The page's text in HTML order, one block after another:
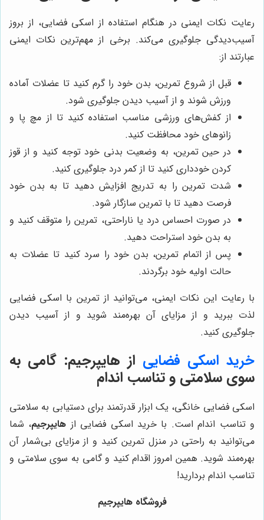
رعایت نکات ایمنی در هنگام استفاده از اسکی فضایی، از بروز
آسیب‌دیدگی جلوگیری می‌کند. برخی از مهم‌ترین نکات ایمنی
عبارتند از:
قبل از شروع تمرین، بدن خود را گرم کنید تا عضلات آماده
ورزش شوند و از آسیب دیدن جلوگیری شود.
از کفش‌های ورزشی مناسب استفاده کنید تا از مچ پا و
زانوهای خود محافظت کنید.
در حین تمرین، به وضعیت بدنی خود توجه کنید و از قوز
کردن خودداری کنید تا از کمر درد جلوگیری کنید.
شدت تمرین را به تدریج افزایش دهید تا به بدن خود
فرصت دهید تا با تمرین سازگار شود.
در صورت احساس درد یا ناراحتی، تمرین را متوقف کنید و
به بدن خود استراحت دهید.
پس از اتمام تمرین، بدن خود را سرد کنید تا عضلات به
حالت اولیه خود برگردند.
با رعایت این نکات ایمنی، می‌توانید از تمرین با اسکی فضایی
لذت ببرید و از مزایای آن بهره‌مند شوید و از آسیب دیدن
جلوگیری کنید.
خرید اسکی فضایی از هایپرجیم: گامی به
سوی سلامتی و تناسب اندام
اسکی فضایی خانگی، یک ابزار قدرتمند برای دستیابی به سلامتی
و تناسب اندام است. با خرید اسکی فضایی از هایپرجیم، شما
می‌توانید به راحتی در منزل تمرین کنید و از مزایای بی‌شمار آن
بهره‌مند شوید. همین امروز اقدام کنید و گامی به سوی سلامتی و
تناسب اندام بردارید!
فروشگاه هایپرجیم